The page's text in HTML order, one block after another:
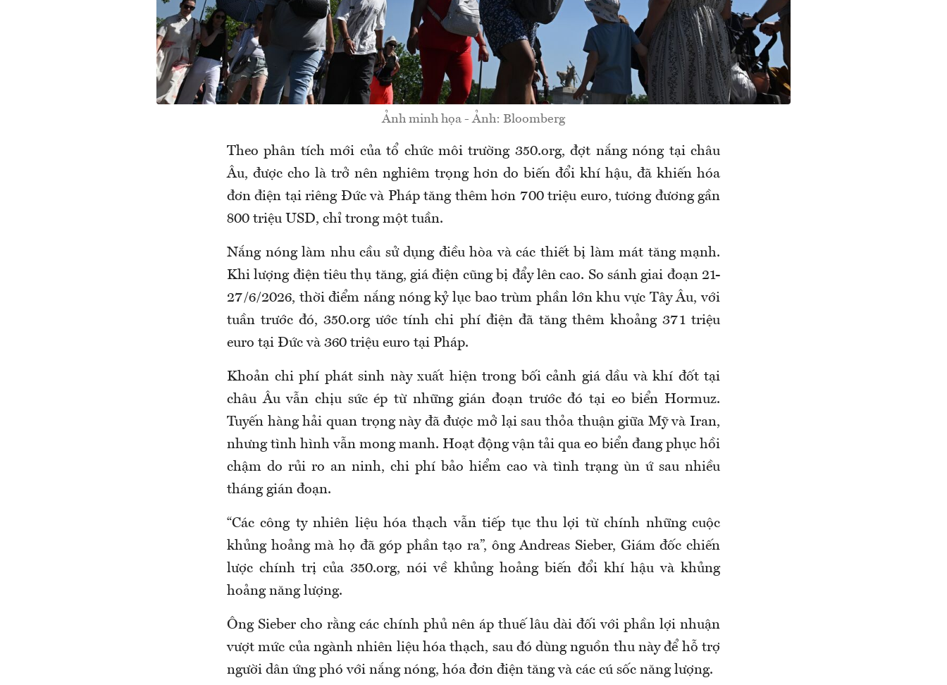
Ảnh minh họa - Ảnh: Bloomberg
Theo phân tích mới của tổ chức môi trường 350.org, đợt nắng nóng tại châu
Âu, được cho là trở nên nghiêm trọng hơn do biến đổi khí hậu, đã khiến hóa
đơn điện tại riêng Đức và Pháp tăng thêm hơn 700 triệu euro, tương đương gần
800 triệu USD, chỉ trong một tuần.
Nắng nóng làm nhu cầu sử dụng điều hòa và các thiết bị làm mát tăng mạnh.
Khi lượng điện tiêu thụ tăng, giá điện cũng bị đẩy lên cao. So sánh giai đoạn 21-
27/6/2026, thời điểm nắng nóng kỷ lục bao trùm phần lớn khu vực Tây Âu, với
tuần trước đó, 350.org ước tính chi phí điện đã tăng thêm khoảng 371 triệu
euro tại Đức và 360 triệu euro tại Pháp.
Khoản chi phí phát sinh này xuất hiện trong bối cảnh giá dầu và khí đốt tại
châu Âu vẫn chịu sức ép từ những gián đoạn trước đó tại eo biển Hormuz.
Tuyến hàng hải quan trọng này đã được mở lại sau thỏa thuận giữa Mỹ và Iran,
nhưng tình hình vẫn mong manh. Hoạt động vận tải qua eo biển đang phục hồi
chậm do rủi ro an ninh, chi phí bảo hiểm cao và tình trạng ùn ứ sau nhiều
tháng gián đoạn.
“Các công ty nhiên liệu hóa thạch vẫn tiếp tục thu lợi từ chính những cuộc
khủng hoảng mà họ đã góp phần tạo ra”, ông Andreas Sieber, Giám đốc chiến
lược chính trị của 350.org, nói về khủng hoảng biến đổi khí hậu và khủng
hoảng năng lượng.
Ông Sieber cho rằng các chính phủ nên áp thuế lâu dài đối với phần lợi nhuận
vượt mức của ngành nhiên liệu hóa thạch, sau đó dùng nguồn thu này để hỗ trợ
người dân ứng phó với nắng nóng, hóa đơn điện tăng và các cú sốc năng lượng.